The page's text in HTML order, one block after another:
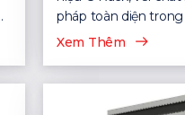
pháp toàn diện
thống CNTT...
Xem Thêm